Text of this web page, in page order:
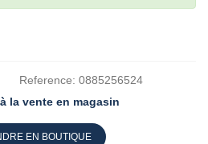
Reference: 0885256524
la vente en magasin
EN BOUTIQUE